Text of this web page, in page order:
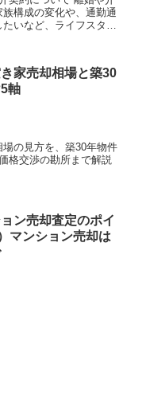
構成の変化や、通勤通
いなど、ライフスタイ
家売却相場と築30
軸
の見方を、築30年物件
格交渉の勘所まで解説
ン売却査定のポイ
マンション売却は